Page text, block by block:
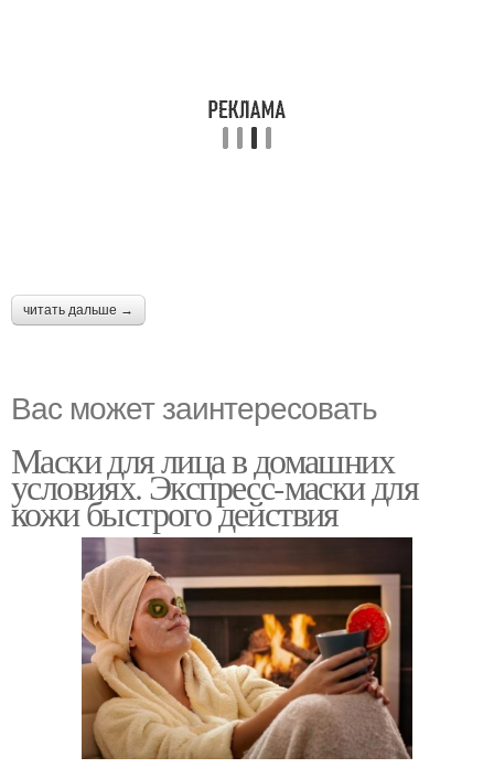
читать дальше →
Вас может заинтересовать
Маски для лица в домашних
условиях. Экспресс-маски для
кожи быстрого действия